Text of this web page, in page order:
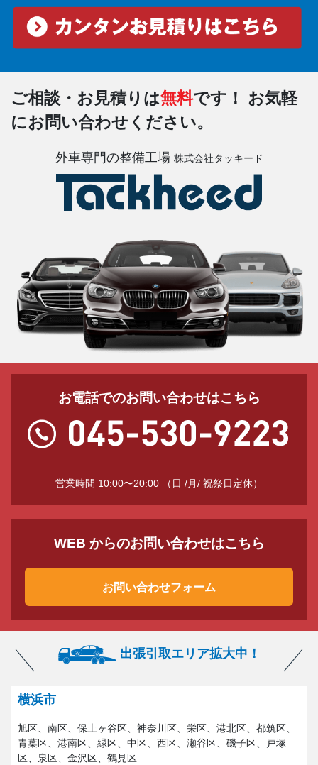
ご相談・お見積りは無料です！
お気軽
にお問い合わせください。
外車専門の整備工場 株式会社タッキード
お電話でのお問い合わせはこちら
営業時間 10:00〜20:00 （日 /月/ 祝祭日定休）
WEB からのお問い合わせはこちら
お問い合わせフォーム
出張引取エリア拡大中！
横浜市
旭区、南区、保土ヶ谷区、神奈川区、栄区、港北区、都筑区、
青葉区、港南区、緑区、中区、西区、瀬谷区、磯子区、戸塚
区、泉区、金沢区、鶴見区